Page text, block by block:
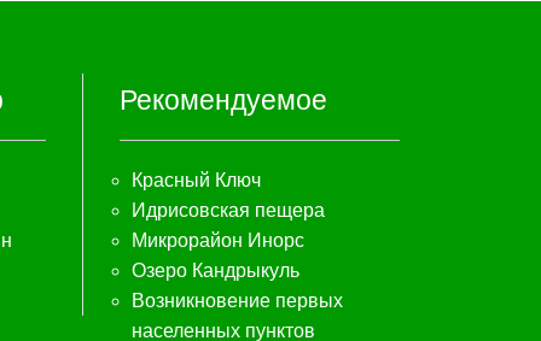
Рекомендуемое
Красный Ключ
Идрисовская пещера
Микрорайон Инорс
Озеро Кандрыкуль
Возникновение первых
населенных пунктов